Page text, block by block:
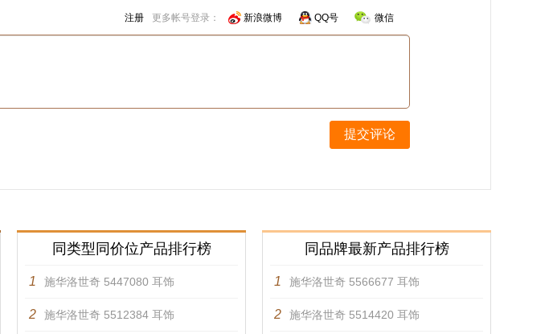
注册 更多帐号登录： 新浪微博 QQ号 微信
提交评论
同类型同价位产品排行榜
1 施华洛世奇 5447080 耳饰
2 施华洛世奇 5512384 耳饰
同品牌最新产品排行榜
1 施华洛世奇 5566677 耳饰
2 施华洛世奇 5514420 耳饰